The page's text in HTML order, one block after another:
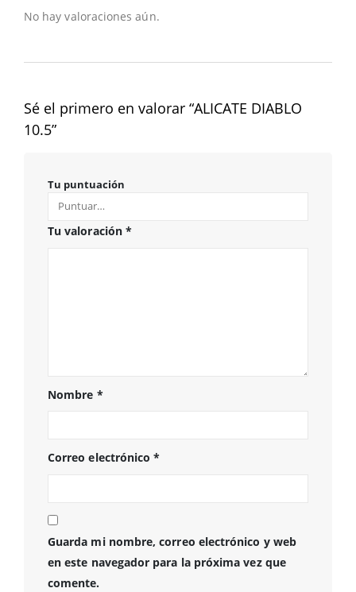
No hay valoraciones aún.
Sé el primero en valorar “ALICATE DIABLO
10.5”
Tu puntuación
Tu valoración *
Nombre *
Correo electrónico*
Guarda mi nombre, correo electrónico y web
en este navegador para la próxima vez que
comente.